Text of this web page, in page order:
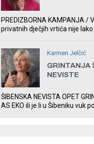
PREDIZBORNA KAMPANJA /
privatnih dječjih vrtića nije
Karmen Jelčić
GRINTANJA
NEVISTE
ŠIBENSKA NEVISTA OPET
AS EKO ili je li u Šibeniku vuk